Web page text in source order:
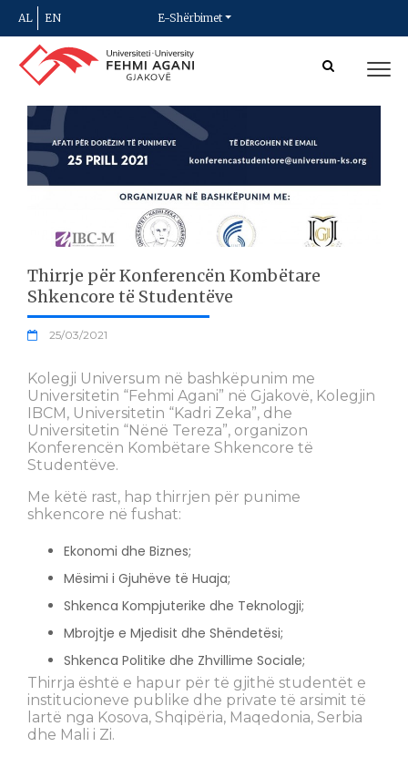
AL EN E-Shërbimet
Thirrje për Konferencën Kombëtare
Shkencore të Studentëve
25/03/2021
Kolegji Universum në bashkëpunim me
Universitetin “Fehmi Agani” në Gjakovë, Kolegjin
IBCM, Universitetin “Kadri Zeka”, dhe
Universitetin “Nënë Tereza”, organizon
Konferencën Kombëtare Shkencore të
Studentëve.
Me këtë rast, hap thirrjen për punime
shkencore në fushat:
Ekonomi dhe Biznes;
Mësimi i Gjuhëve të Huaja;
Shkenca Kompjuterike dhe Teknologji;
Mbrojtje e Mjedisit dhe Shëndetësi;
Shkenca Politike dhe Zhvillime Sociale;
Thirrja është e hapur për të gjithë studentët e
institucioneve publike dhe private të arsimit të
lartë nga Kosova, Shqipëria, Maqedonia, Serbia
dhe Mali i Zi.